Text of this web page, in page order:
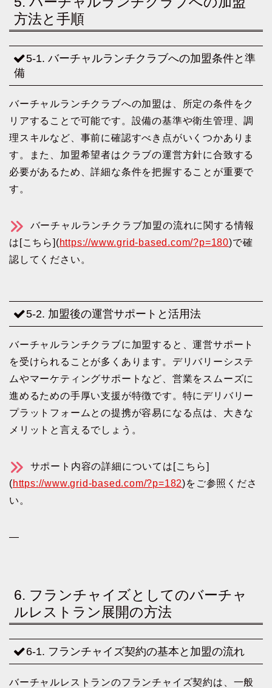
方法と手順
5-1. バーチャルランチクラブへの加盟条件と準
備
バーチャルランチクラブへの加盟は、所定の条件をク
リアすることで可能です。設備の基準や衛生管理、調
理スキルなど、事前に確認すべき点がいくつかありま
す。また、加盟希望者はクラブの運営方針に合致する
必要があるため、詳細な条件を把握することが重要で
す。
バーチャルランチクラブ加盟の流れに関する情報
は[こちら](https://www.grid-based.com/?p=180)で確
認してください。
5-2. 加盟後の運営サポートと活用法
バーチャルランチクラブに加盟すると、運営サポート
を受けられることが多くあります。デリバリーシステ
ムやマーケティングサポートなど、営業をスムーズに
進めるための手厚い支援が特徴です。特にデリバリー
プラットフォームとの提携が容易になる点は、大きな
メリットと言えるでしょう。
サポート内容の詳細については[こちら]
(https://www.grid-based.com/?p=182)をご参照くださ
い。
—
6. フランチャイズとしてのバーチャ
ルレストラン展開の方法
6-1. フランチャイズ契約の基本と加盟の流れ
バーチャルレストランのフランチャイズ契約は、一般